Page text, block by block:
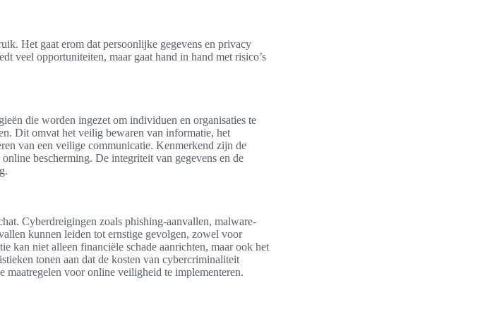
Het gaat erom dat persoonlijke gegevens en privacy
veel opportuniteiten, maar gaat hand in hand met risico’s
die worden ingezet om individuen en organisaties te
Dit omvat het veilig bewaren van informatie, het
van een veilige communicatie. Kenmerkend zijn de
bescherming. De integriteit van gegevens en de
Cyberdreigingen zoals phishing-aanvallen, malware-
kunnen leiden tot ernstige gevolgen, zowel voor
kan niet alleen financiële schade aanrichten, maar ook het
tonen aan dat de kosten van cybercriminaliteit
voor online veiligheid te implementeren.